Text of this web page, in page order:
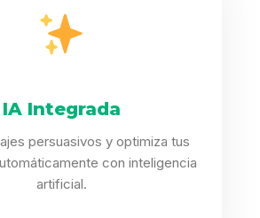
IA Integrada
persuasivos y optimiza tus
con inteligencia
artificial.